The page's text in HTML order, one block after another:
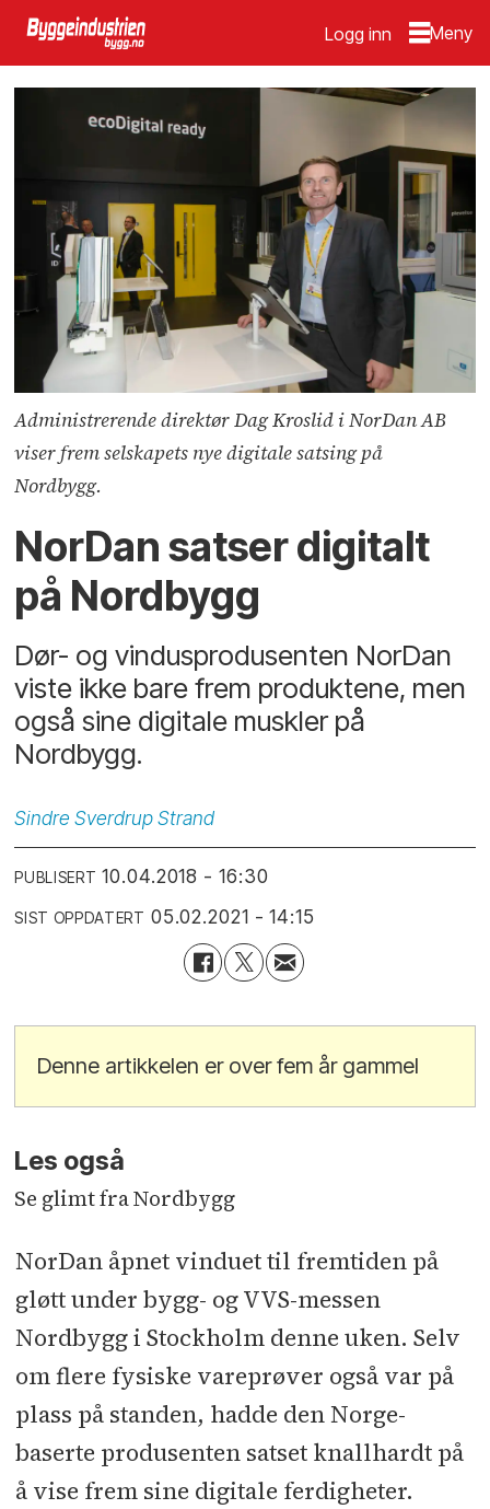
Logg inn
Administrerende direktør Dag Kroslid i NorDan AB
viser frem selskapets nye digitale satsing på
Nordbygg.
NorDan satser digitalt
på Nordbygg
Dør- og vindusprodusenten NorDan
viste ikke bare frem produktene, men
også sine digitale muskler på
Nordbygg.
Sindre Sverdrup Strand
PUBLISERT 10.04.2018 - 16:30
SIST OPPDATERT 05.02.2021 - 14:15
Denne artikkelen er over fem år gammel
Les også
Se glimt fra Nordbygg
NorDan åpnet vinduet til fremtiden på
gløtt under bygg- og VVS-messen
Nordbygg i Stockholm denne uken. Selv
om flere fysiske vareprøver også var på
plass på standen, hadde den Norge-
baserte produsenten satset knallhardt på
å vise frem sine digitale ferdigheter.